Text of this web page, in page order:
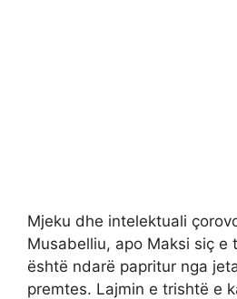
Mjeku dhe intelektuali
Musabelliu, apo Maksi siç e
është ndarë papritur nga
premtes. Lajmin e trishtë e